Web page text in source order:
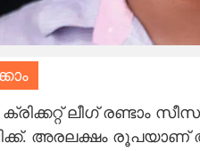
ലീഗ് രണ്ടാം
അരലക്ഷം രൂപയാണ്